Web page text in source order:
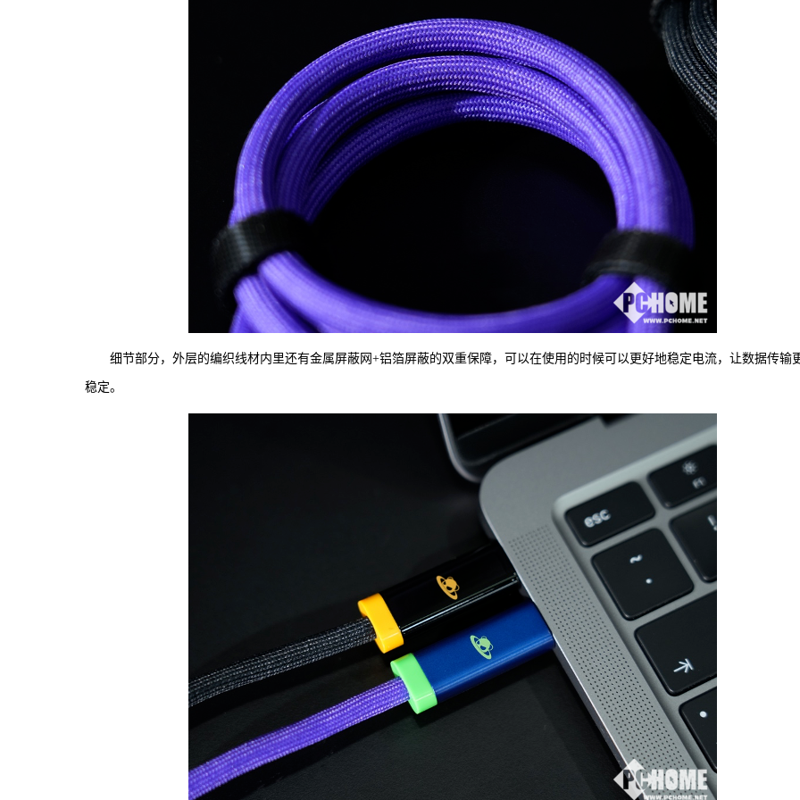
细节部分，外层的编织线材内里还有金属屏蔽网+铝箔屏蔽的双重保障，可以在使用的时候可以更好地稳定电流，让数据传输
稳定。